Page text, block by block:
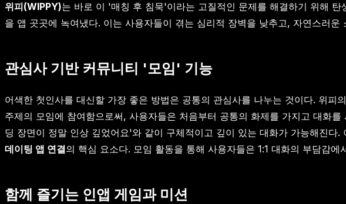
위피(WIPPY)는 바로 이 '매칭 후 침묵'이라는 고질적인 문제를 해결하기 위해
을 앱 곳곳에 녹여냈다. 이는 사용자들이 겪는 심리적 장벽을 낮추고, 자연스러운
관심사 기반 커뮤니티 '모임' 기능
어색한 첫인사를 대신할 가장 좋은 방법은 공통의 관심사를 나누는 것이다. 위
주제의 모임에 참여함으로써, 사용자들은 처음부터 공통의 화제를 가지고 대화
딩 장면이 정말 인상 깊었어요'와 같이 구체적이고 깊이 있는 대화가 가능해진
데이팅 앱 연결의 핵심 요소다. 모임 활동을 통해 사용자들은 1:1 대화의 부담감
함께 즐기는 인앱 게임과 미션